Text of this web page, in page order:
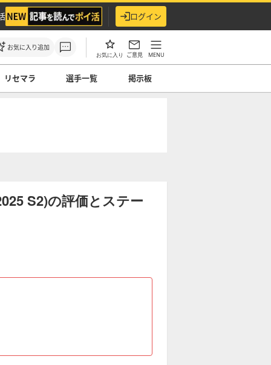
ログイン
お気に入り追加
お気に入り ご意見 MENU
リセマラ 選手一覧 掲示板
S2)の評価とステー